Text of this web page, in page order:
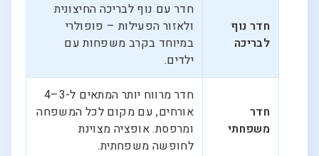
חדר נוף
לבריכה
חדר עם נוף לבריכה החיצונית
ולאזור הפעילות – פופולרי
במיוחד בקרב משפחות עם
ילדים.
חדר
משפחתי
חדר מרווח יותר המתאים ל-3–4
אורחים, עם מקום לכל המשפחה
ומרפסת. אופציה מצוינת
לחופשה משפחתית.